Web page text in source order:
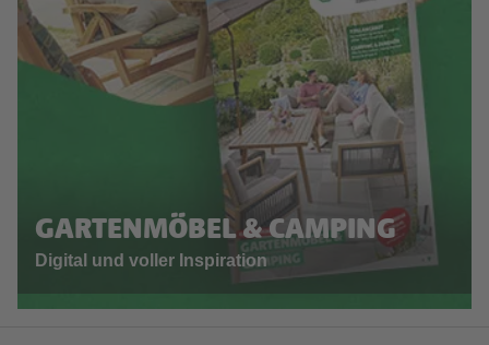
GARTENMÖBEL & CAMPING
Digital und voller Inspiration